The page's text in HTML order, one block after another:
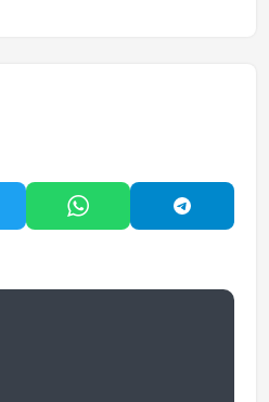
Paylaş
WhatsApp'ta Paylaş